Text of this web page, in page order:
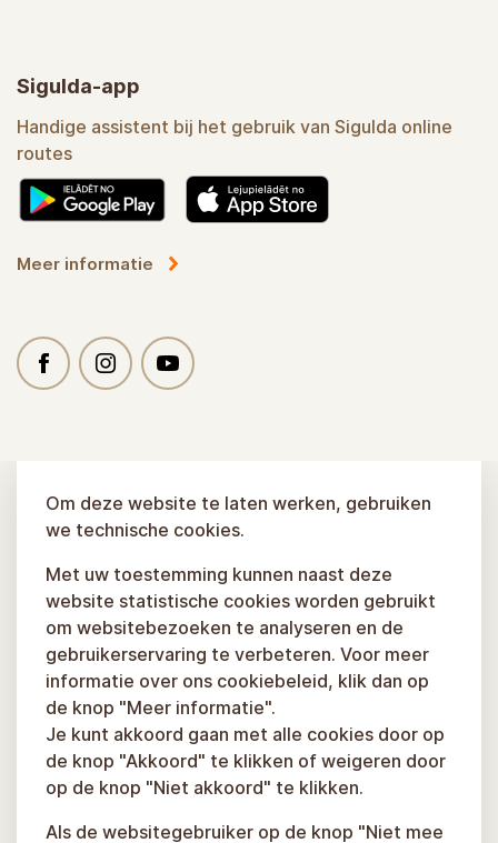
Sigulda-app
Handige assistent bij het gebruik van Sigulda online
routes
Meer informatie
Om deze website te laten werken, gebruiken
we technische cookies.
Met uw toestemming kunnen naast deze
website statistische cookies worden gebruikt
om websitebezoeken te analyseren en de
gebruikerservaring te verbeteren. Voor meer
informatie over ons cookiebeleid, klik dan op
de knop "Meer informatie".
Je kunt akkoord gaan met alle cookies door op
de knop "Akkoord" te klikken of weigeren door
op de knop "Niet akkoord" te klikken.
Als de websitegebruiker op de knop "Niet mee